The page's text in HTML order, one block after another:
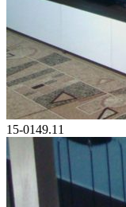
15-0149.11